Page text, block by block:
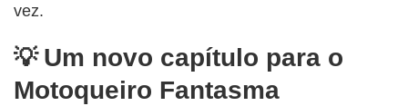
vez.
Um novo capítulo para o
Motoqueiro Fantasma